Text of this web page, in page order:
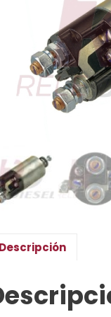
Descripción